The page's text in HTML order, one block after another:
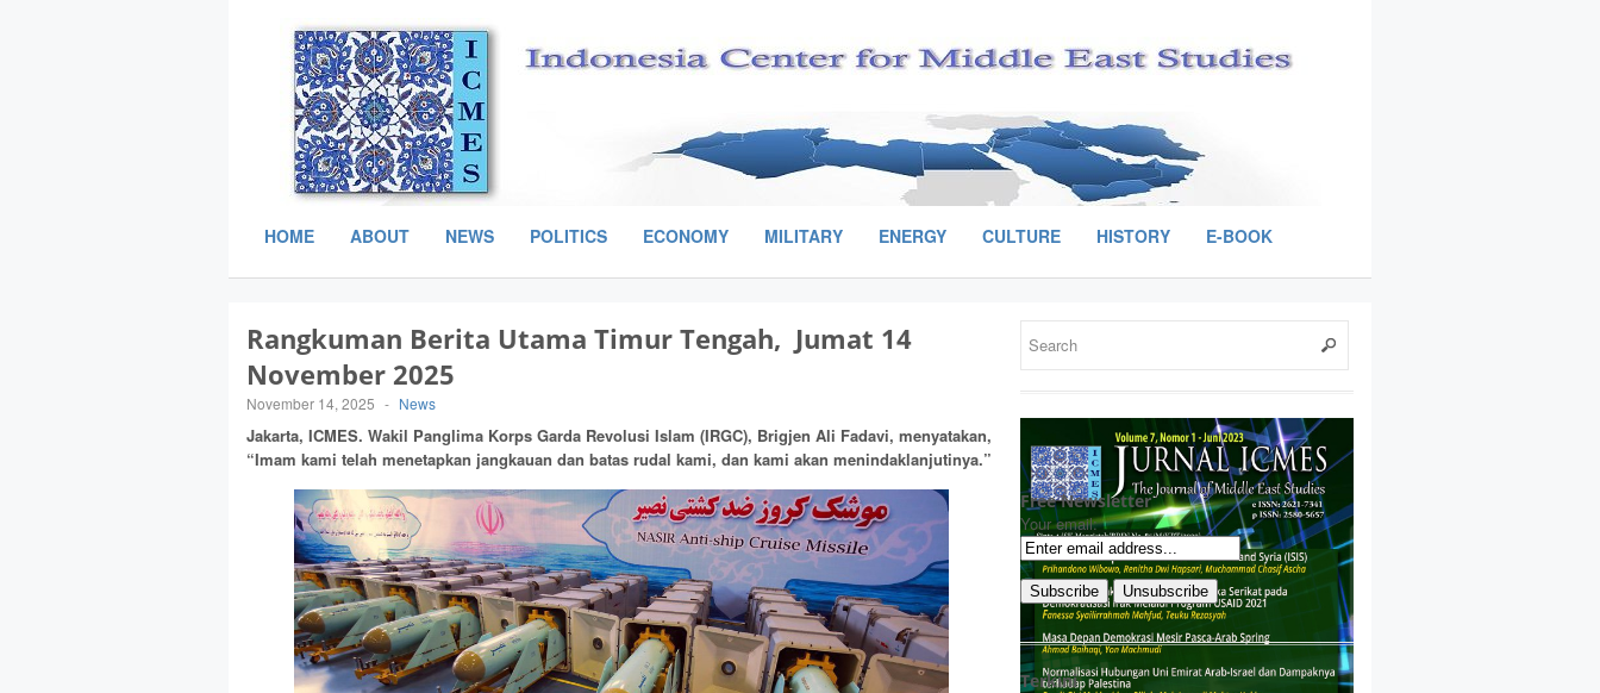
HOME ABOUT NEWS POLITICS ECONOMY MILITARY ENERGY CULTURE HISTORY E-BOOK
Rangkuman Berita Utama Timur Tengah, Jumat 14
November 2025
November 14, 2025 - News
Jakarta, ICMES. Wakil Panglima Korps Garda Revolusi Islam (IRGC), Brigjen Ali Fadavi, menyatakan,
“Imam kami telah menetapkan jangkauan dan batas rudal kami, dan kami akan menindaklanjutinya.”
Free Newsletter
Your email:
Terkini